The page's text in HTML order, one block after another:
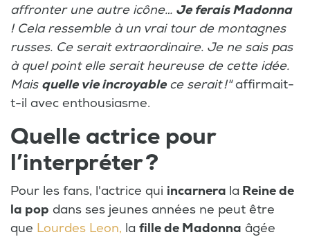
affronter une autre icône… Je ferais Madonna
! Cela ressemble à un vrai tour de montagnes
russes. Ce serait extraordinaire. Je ne sais pas
à quel point elle serait heureuse de cette idée.
Mais quelle vie incroyablece serait !"affirmait-
t-il avec enthousiasme.
Quelle actrice pour
l’interpréter ?
Pour les fans, l'actrice qui incarnera la Reine de
la pop dans ses jeunes années ne peut être
que Lourdes Leon, la fille de Madonna âgée